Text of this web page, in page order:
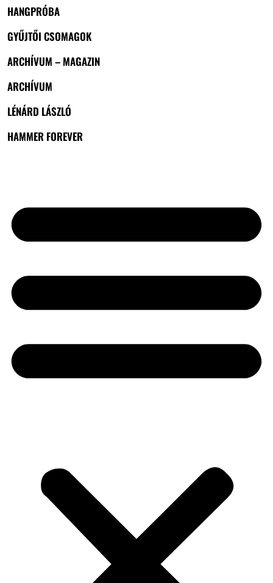
HANGPRÓBA
GYŰJTŐI CSOMAGOK
ARCHÍVUM – MAGAZIN
ARCHÍVUM
LÉNÁRD LÁSZLÓ
HAMMER FOREVER